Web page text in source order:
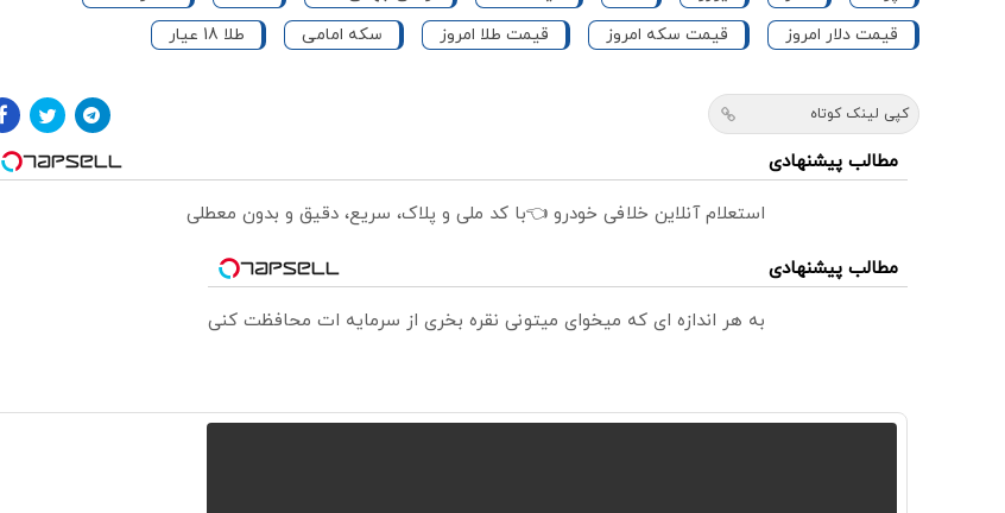
قیمت دلار امروز
قیمت سکه امروز قیمت طلا امروز سکه امامی طلا 18 عیار
کپی لینک کوتاه
مطالب پیشنهادی
استعلام آنلاین خلافی خودرو 👈با کد ملی و پلاک، سریع، دقیق و بدون معطلی
مطالب پیشنهادی
به هر اندازه ای که میخوای میتونی نقره بخری از سرمایه ات محافظت کنی